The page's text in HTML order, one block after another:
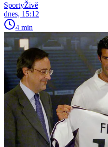
SportyŽivě
dnes, 15:12
4 min